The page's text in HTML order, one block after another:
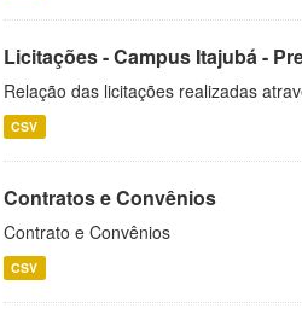
Licitações - Campus Itajubá -
Relação das licitações realizadas
CSV
Contratos e Convênios
Contrato e Convênios
CSV